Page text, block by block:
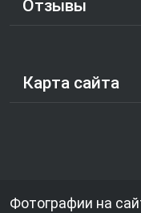
Отзывы
Карта сайта
Фотографии на